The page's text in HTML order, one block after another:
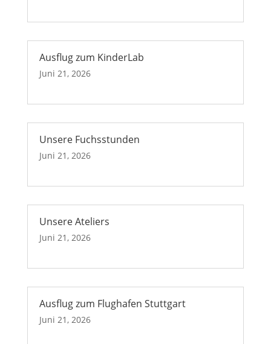
Ausflug zum KinderLab
Juni 21, 2026
Unsere Fuchsstunden
Juni 21, 2026
Unsere Ateliers
Juni 21, 2026
Ausflug zum Flughafen Stuttgart
Juni 21, 2026